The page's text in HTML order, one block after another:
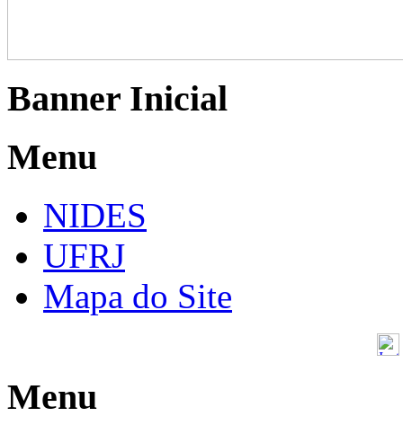
Banner Inicial
Menu
NIDES
UFRJ
Mapa do Site
Menu